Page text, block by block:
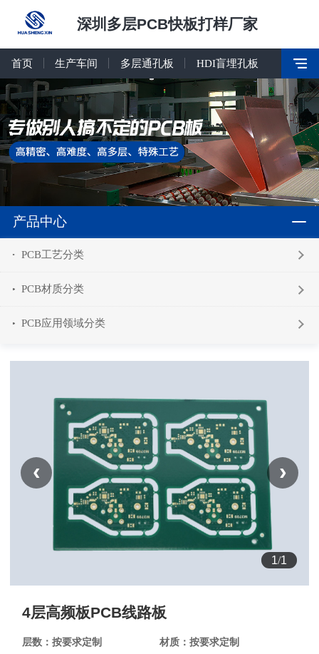
深圳多层PCB快板打样厂家
首页 生产车间 多层通孔板 HDI盲埋孔板
产品中心
PCB工艺分类
PCB材质分类
PCB应用领域分类
1/1
‹ ›
4层高频板PCB线路板
层数：按要求定制
材质：按要求定制